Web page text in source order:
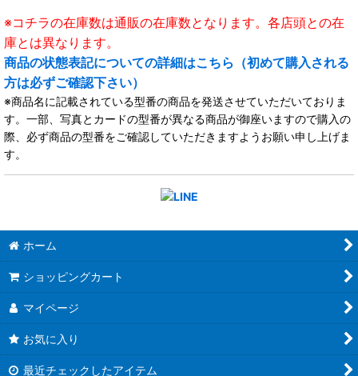
※コチラの在庫数は通販の在庫数となります。各店頭との在
庫とは異なります。
商品の状態表記についての詳細はこちら（初めて購入される
方は必ずご確認下さい）
※商品名に記載されている型番の商品を発送させていただいておりま
す。一部、写真とカードの型番が異なる商品が御座いますので購入の
際、必ず商品の型番をご確認していただきますようお願い申し上げま
す。
ホーム
ショッピングカート
マイページ
お気に入り
最近チェックしたアイテム